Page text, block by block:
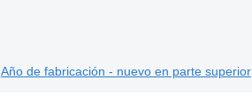
Año de fabricación - nuevo en parte superior